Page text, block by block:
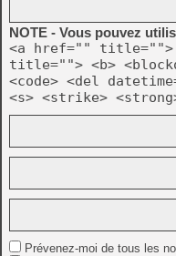
NOTE - Vous pouvez
<a href="" title="">
title=""> <b>
<code> <del
<s> <strike>
Prévenez-moi de tous les